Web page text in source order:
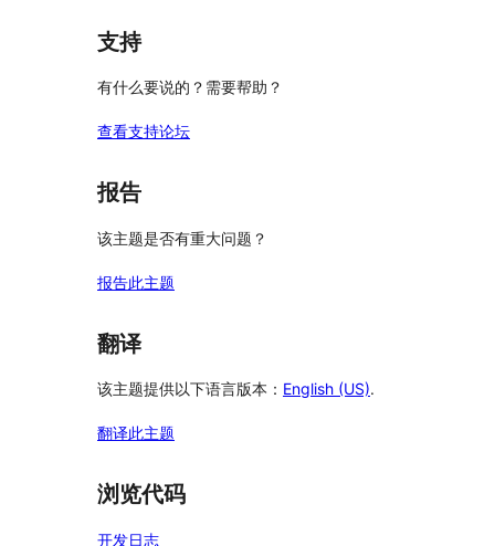
价
评
支持
有什么要说的？需要帮助？
查看支持论坛
报告
该主题是否有重大问题？
报告此主题
翻译
该主题提供以下语言版本： English (US).
翻译此主题
浏览代码
开发日志